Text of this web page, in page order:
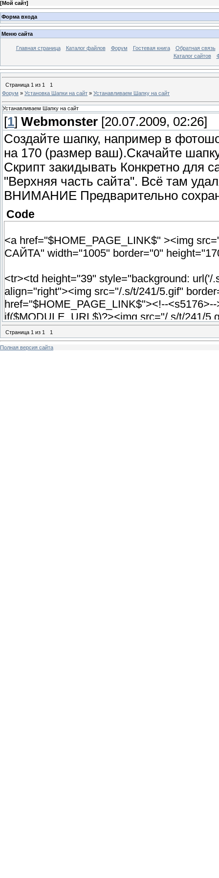
[Мой сайт]
Форма входа
Меню сайта
Главная страница Каталог файлов Форум Гостевая книга
Обратная связь
Каталог сайтов
Страница 1 из 1
1
Форум » Установка Шапки на сайт » Устанавливаем Шапку на сайт
Устанавливаем Шапку на сайт
[1] Webmonster [20.07.2009, 02:26]
Создайте шапку, например в
на 170 (размер ваш).Скачайте
Скрипт закидывать Конкретно для
"Верхняя часть сайта". Всё там
ВНИМАНИЕ Предварительно
Code
<a href="$HOME_PAGE_LINK$"
САЙТА" width="1005" border="0"
<tr><td height="39" style="background:
align="right"><img src="/.s/t/241/5.gif"
href="$HOME_PAGE_LINK$"><!--
if($MODULE_URL$)?><img src="/.s/t/241/
if($USER_LOGGED_IN$)?><img src="/.s/t/
Страница 1 из 1 1
Полная версия сайта